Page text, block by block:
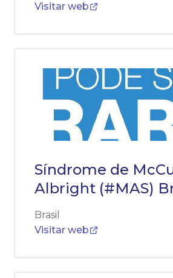
Visitar web
Síndrome de
Albright (#MAS)
Brasil
Visitar web